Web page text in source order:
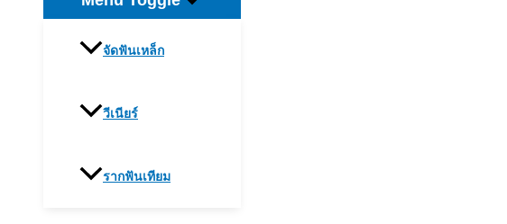
จัดฟันเหล็ก
วีเนียร์
รากฟันเทียม